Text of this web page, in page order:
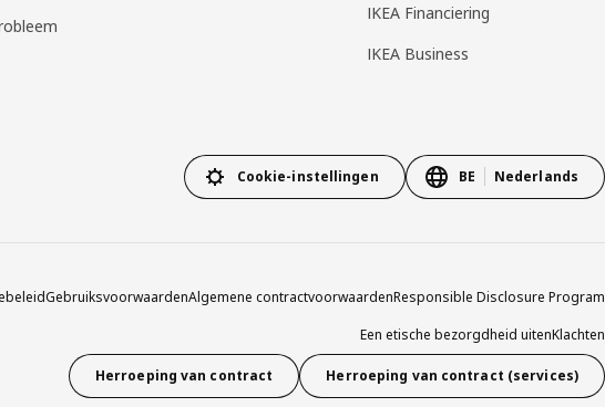
IKEA Financiering
IKEA Business
Cookie-instellingen BE Nederlands
GebruiksvoorwaardenAlgemene contractvoorwaardenResponsible Disclosure Program
Een etische bezorgdheid uitenKlachten
Herroeping van contract Herroeping van contract (services)